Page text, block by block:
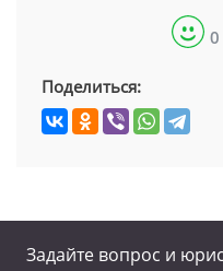
0
Поделиться:
Задайте вопрос и